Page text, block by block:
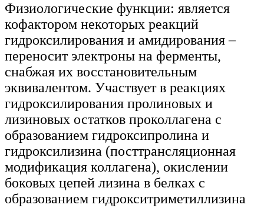
Физиологические функции: является
кофактором некоторых реакций
гидроксилирования и амидирования –
переносит электроны на ферменты,
снабжая их восстановительным
эквивалентом. Участвует в реакциях
гидроксилирования пролиновых и
лизиновых остатков проколлагена с
образованием гидроксипролина и
гидроксилизина (посттрансляционная
модификация коллагена), окислении
боковых цепей лизина в белках с
образованием гидрокситриметиллизина